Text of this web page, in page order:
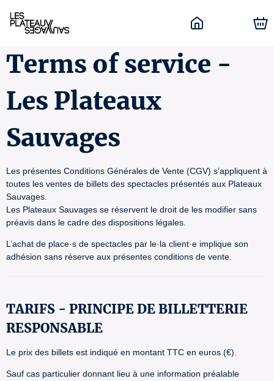
Terms of service -
Les Plateaux
Sauvages
Les présentes Conditions Générales de Vente (CGV) s’appliquent à
toutes les ventes de billets des spectacles présentés aux Plateaux
Sauvages.
Les Plateaux Sauvages se réservent le droit de les modifier sans
préavis dans le cadre des dispositions légales.
L’achat de place·s de spectacles par le·la client·e implique son
adhésion sans réserve aux présentes conditions de vente.
TARIFS - PRINCIPE DE BILLETTERIE
RESPONSABLE
Le prix des billets est indiqué en montant TTC en euros (€).
Sauf cas particulier donnant lieu à une information préalable